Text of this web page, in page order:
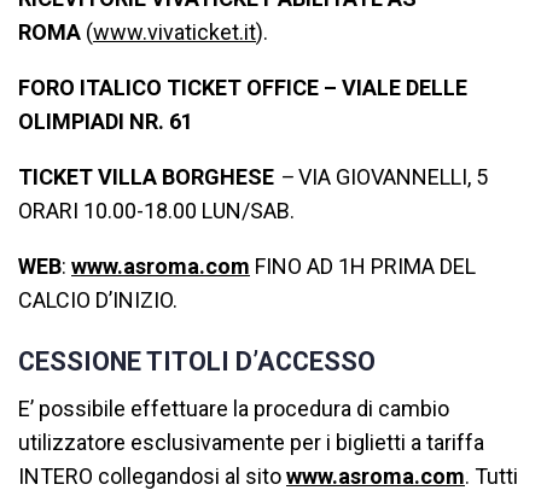
ROMA (www.vivaticket.it).
FORO ITALICO TICKET OFFICE – VIALE DELLE
OLIMPIADI NR. 61
TICKET VILLA BORGHESE –VIA GIOVANNELLI, 5
ORARI 10.00-18.00 LUN/SAB.
WEB: www.asroma.com FINO AD 1H PRIMA DEL
CALCIO D’INIZIO.
CESSIONE TITOLI D’ACCESSO
E’ possibile effettuare la procedura di cambio
utilizzatore esclusivamente per i biglietti a tariffa
INTERO collegandosi al sitowww.asroma.com. Tutti